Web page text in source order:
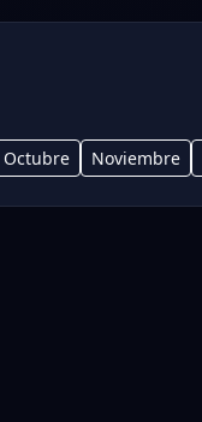
Octubre Noviembre